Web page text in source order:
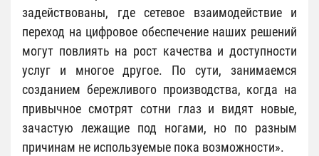
задействованы, где сетевое взаимодействие и
переход на цифровое обеспечение наших решений
могут повлиять на рост качества и доступности
услуг и многое другое. По сути, занимаемся
созданием бережливого производства, когда на
привычное смотрят сотни глаз и видят новые,
зачастую лежащие под ногами, но по разным
причинам не используемые пока возможности».